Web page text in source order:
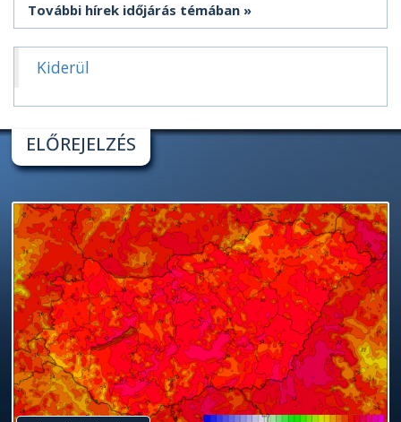
További hírek időjárás témában
Kiderül
ELŐREJELZÉS